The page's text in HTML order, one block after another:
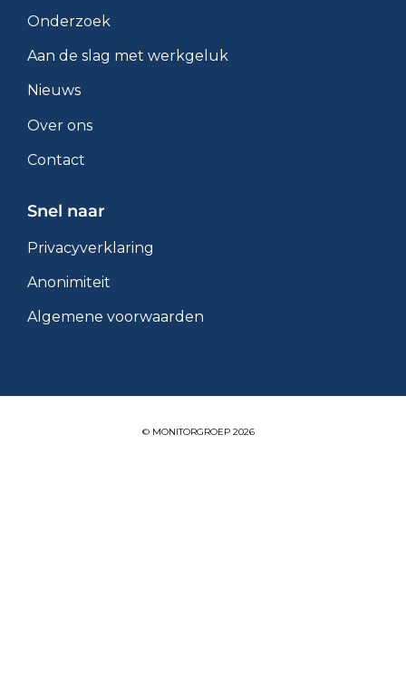
Onderzoek
Aan de slag met werkgeluk
Nieuws
Over ons
Contact
Snel naar
Privacyverklaring
Anonimiteit
Algemene voorwaarden
© MONITORGROEP 2026